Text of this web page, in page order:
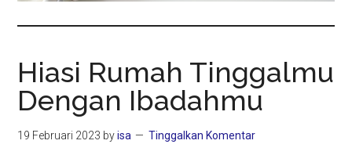
Hiasi Rumah Tinggalmu
Dengan Ibadahmu
19 Februari 2023 byisa Tinggalkan Komentar